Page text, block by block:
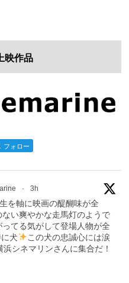
映作品
フォロー
· 3h
を軸に映画の醍醐味が全
い爽やかな走馬灯のようで
てる気がして登場人物が全
犬
この犬の忠誠心には涙
浜シネマリンさんに集合だ！